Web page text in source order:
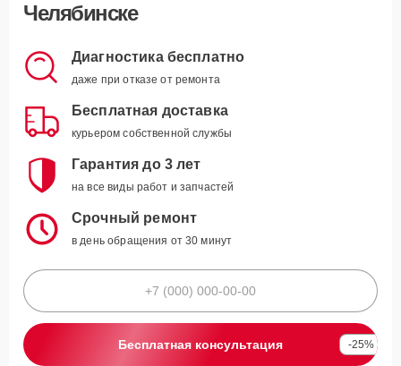
Челябинске
Диагностика бесплатно
даже при отказе от ремонта
Бесплатная доставка
курьером собственной службы
Гарантия до 3 лет
на все виды работ и запчастей
Срочный ремонт
в день обращения от 30 минут
Бесплатная консультация -25%